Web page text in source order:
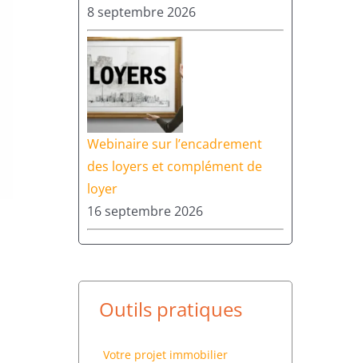
8 septembre 2026
Webinaire sur l’encadrement
des loyers et complément de
loyer
16 septembre 2026
Outils pratiques
Votre projet immobilier